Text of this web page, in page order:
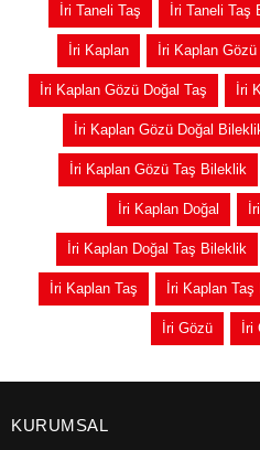
İri Taneli Taş İri Taneli Taş
İri Kaplan İri Kaplan Gözü
İri Kaplan Gözü Doğal Taş İri
İri Kaplan Gözü Doğal
İri Kaplan Gözü Taş Bileklik
İri Kaplan Doğal
İri Kaplan Doğal Taş Bileklik
İri Kaplan Taş İri Kaplan Taş
İri Gözü İri
KURUMSAL